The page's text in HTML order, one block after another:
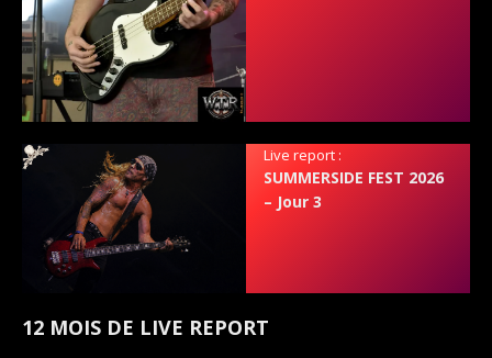
Live report :
SUMMERSIDE FEST 2026
– Jour 3
12 MOIS DE LIVE REPORT